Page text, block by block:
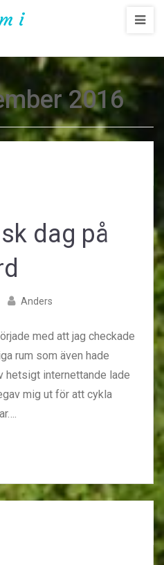
i
2016
dag på
PostedAnders
med att jag checkade
rum som även hade
hetsigt internettande lade
mig ut för att cykla